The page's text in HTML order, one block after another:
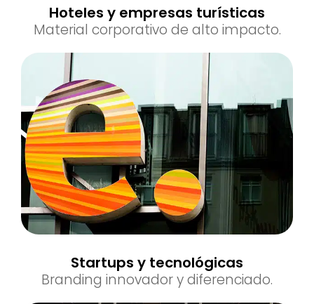
Hoteles y empresas turísticas
Material corporativo de alto impacto.
Startups y tecnológicas
Branding innovador y diferenciado.